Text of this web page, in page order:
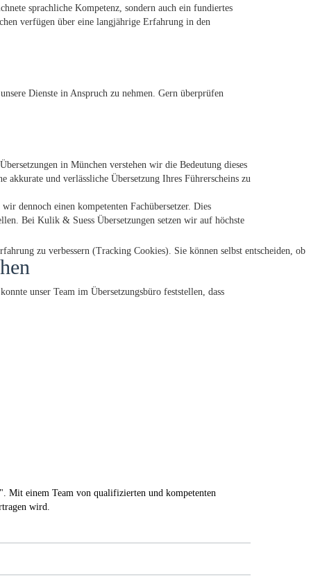
sprachliche Kompetenz, sondern auch ein fundiertes
verfügen über eine langjährige Erfahrung in den
Dienste in Anspruch zu nehmen. Gern überprüfen
in München verstehen wir die Bedeutung dieses
und verlässliche Übersetzung Ihres Führerscheins zu
dennoch einen kompetenten Fachübersetzer. Dies
Bei Kulik & Suess Übersetzungen setzen wir auf höchste
unser Team im Übersetzungsbüro feststellen, dass
". Mit einem Team von qualifizierten und kompetenten
wird.
zu verbessern (Tracking Cookies). Sie können selbst entscheiden, ob